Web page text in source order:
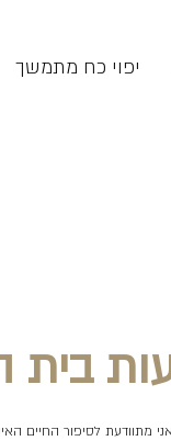
יפוי כח מתמשך
מתוודעת לסיפור החיים